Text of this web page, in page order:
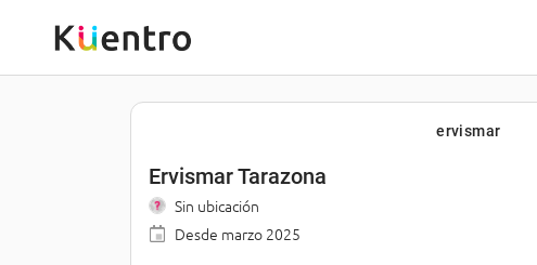
ervismar
Ervismar Tarazona
Sin ubicación
Desde marzo 2025